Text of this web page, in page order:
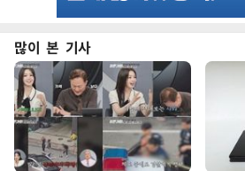
많이 본 기사